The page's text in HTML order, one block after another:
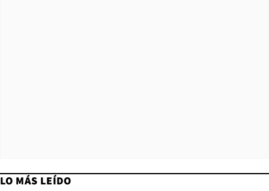
LO MÁS LEÍDO